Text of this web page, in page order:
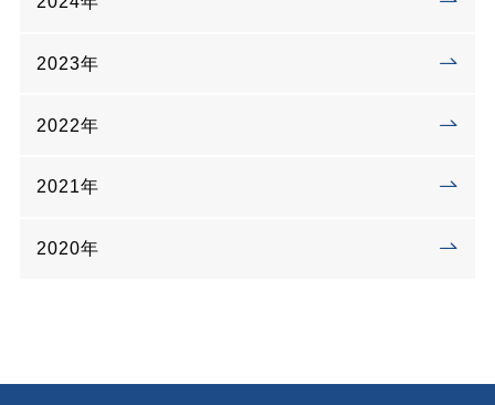
2023年
2022年
2021年
2020年